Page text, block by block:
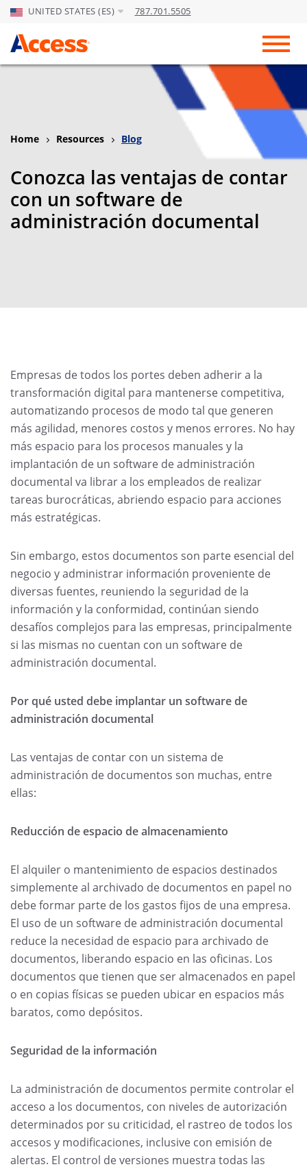
Skip to Main Content
UNITED STATES (ES) 787.701.5505
Home Resources Blog
Conozca las ventajas de contar
con un software de
administración documental
Empresas de todos los portes deben adherir a la
transformación digital para mantenerse competitiva,
automatizando procesos de modo tal que generen
más agilidad, menores costos y menos errores. No hay
más espacio para los procesos manuales y la
implantación de un software de administración
documental va librar a los empleados de realizar
tareas burocráticas, abriendo espacio para acciones
más estratégicas.
Sin embargo, estos documentos son parte esencial del
negocio y administrar información proveniente de
diversas fuentes, reuniendo la seguridad de la
información y la conformidad, continúan siendo
desafíos complejos para las empresas, principalmente
si las mismas no cuentan con un software de
administración documental.
Por qué usted debe implantar un software de
administración documental
Las ventajas de contar con un sistema de
administración de documentos son muchas, entre
ellas:
Reducción de espacio de almacenamiento
El alquiler o mantenimiento de espacios destinados
simplemente al archivado de documentos en papel no
debe formar parte de los gastos fijos de una empresa.
El uso de un software de administración documental
reduce la necesidad de espacio para archivado de
documentos, liberando espacio en las oficinas. Los
documentos que tienen que ser almacenados en papel
o en copias físicas se pueden ubicar en espacios más
baratos, como depósitos.
Seguridad de la información
La administración de documentos permite controlar el
acceso a los documentos, con niveles de autorización
determinados por su criticidad, el rastreo de todos los
accesos y modificaciones, inclusive con emisión de
alertas. El control de versiones muestra todas las